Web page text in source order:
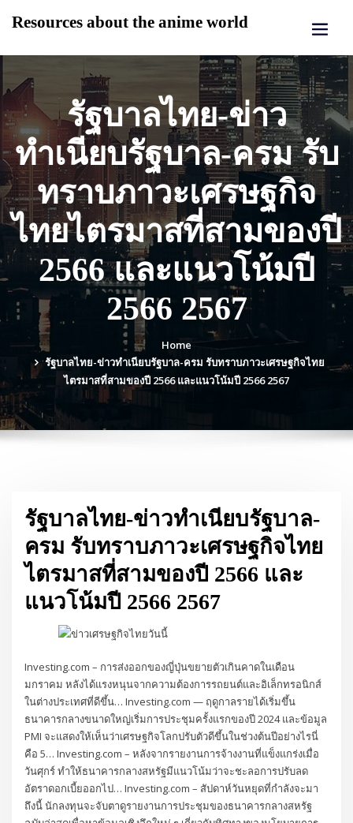
Resources about the anime world
รัฐบาลไทย-ข่าว
ทำเนียบรัฐบาล-ครม รับ
ทราบภาวะเศรษฐกิจ
ไทยไตรมาสที่สามของปี
2566 และแนวโน้มปี
2566 2567
Home
รัฐบาลไทย-ข่าวทำเนียบรัฐบาล-ครม รับทราบภาวะเศรษฐกิจไทย
ไตรมาสที่สามของปี 2566 และแนวโน้มปี 2566 2567
รัฐบาลไทย-ข่าวทำเนียบรัฐบาล-
ครม รับทราบภาวะเศรษฐกิจไทย
ไตรมาสที่สามของปี 2566 และ
แนวโน้มปี 2566 2567
Investing.com – การส่งออกของญี่ปุ่นขยายตัวเกินคาดในเดือน
มกราคม หลังได้แรงหนุนจากความต้องการรถยนต์และอิเล็กทรอนิกส์
ในต่างประเทศที่ดีขึ้น… Investing.com — ฤดูกาลรายได้เริ่มขึ้น
ธนาคารกลางขนาดใหญ่เริ่มการประชุมครั้งแรกของปี 2024 และข้อมูล
PMI จะแสดงให้เห็นว่าเศรษฐกิจโลกปรับตัวดีขึ้นในช่วงต้นปีอย่างไรนี่
คือ 5… Investing.com – หลังจากรายงานการจ้างงานที่แข็งแกร่งเมื่อ
วันศุกร์ ทำให้ธนาคารกลางสหรัฐมีแนวโน้มว่าจะชะลอการปรับลด
อัตราดอกเบี้ยออกไป… Investing.com – สัปดาห์วันหยุดที่กำลังจะมา
ถึงนี้ นักลงทุนจะจับตาดูรายงานการประชุมของธนาคารกลางสหรัฐ